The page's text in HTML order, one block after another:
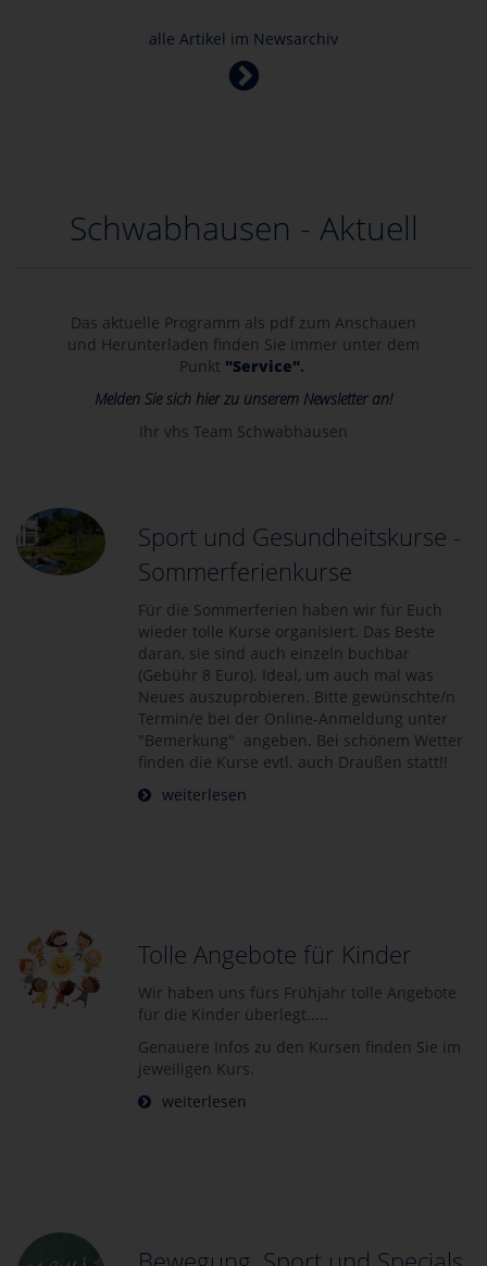
alle Artikel im Newsarchiv
Schwabhausen - Aktuell
Das aktuelle Programm als pdf zum Anschauen
und Herunterladen finden Sie immer unter dem
Punkt "Service".
Melden Sie sich hier zu unserem Newsletter an!
Ihr vhs Team Schwabhausen
Sport und Gesundheitskurse -
Sommerferienkurse
Für die Sommerferien haben wir für Euch
wieder tolle Kurse organisiert. Das Beste
daran, sie sind auch einzeln buchbar
(Gebühr 8 Euro). Ideal, um auch mal was
Neues auszuprobieren. Bitte gewünschte/n
Termin/e bei der Online-Anmeldung unter
"Bemerkung" angeben. Bei schönem Wetter
finden die Kurse evtl. auch Draußen statt!!
weiterlesen
Tolle Angebote für Kinder
Wir haben uns fürs Frühjahr tolle Angebote
für die Kinder überlegt.....
Genauere Infos zu den Kursen finden Sie im
jeweiligen Kurs.
weiterlesen